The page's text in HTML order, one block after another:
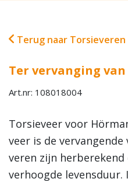
Terug naar Torsieveren
Ter vervanging van
Art.nr: 108018004
Torsieveer voor
veer is de vervangende
veren zijn herberekend
verhoogde